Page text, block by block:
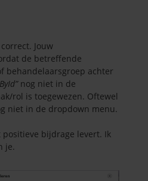
Jouw
de betreffende
behandelaarsgroep achter
nog niet in de
rol is toegewezen. Oftewel
niet in de dropdown menu.
bijdrage levert. Ik
je.